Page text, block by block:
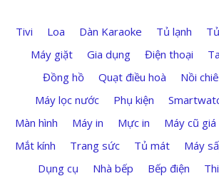
Tivi Loa Dàn Karaoke Tủ lạnh
Máy giặt
Gia dụng Điện thoại
Đồng hồ
Quạt điều hoà
Nồi
Máy lọc nước
Phụ kiện
Màn hình
Máy in Mực in Máy cũ giá
Mắt kính
Trang sức Tủ mát Máy
Dụng cụ
Nhà bếp Bếp điện